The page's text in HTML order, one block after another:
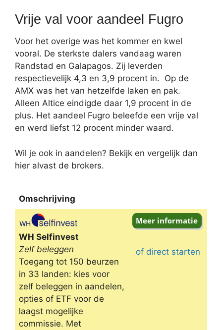
Vrije val voor aandeel Fugro
Voor het overige was het kommer en kwel
vooral. De sterkste dalers vandaag waren
Randstad en Galapagos. Zij leverden
respectievelijk 4,3 en 3,9 procent in. Op de
AMX was het van hetzelfde laken en pak.
Alleen Altice eindigde daar 1,9 procent in de
plus. Het aandeel Fugro beleefde een vrije val
en werd liefst 12 procent minder waard.
Wil je ook in aandelen? Bekijk en vergelijk dan
hier alvast de brokers.
Omschrijving
Omschrijving
WH Selfinvest
Zelf beleggen
Toegang tot 150 beurzen
in 33 landen: kies voor
zelf beleggen in aandelen,
opties of ETF voor de
laagst mogelijke
commissie. Met
of direct starten